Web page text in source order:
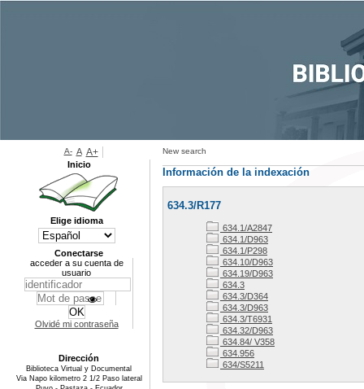
New search
Información de la indexación
634.3/R177
634.1/A2847
634.1/D963
634.1/P298
634.10/D963
634.19/D963
634.3
634.3/D364
634.3/D963
634.3/T6931
634.32/D963
634.84/ V358
634.956
634/S5211
A- A A+
Inicio
Elige idioma
Conectarse
acceder a su cuenta de
usuario
Olvidé mi contraseña
Dirección
Biblioteca Virtual y Documental
Via Napo kilometro 2 1/2 Paso lateral